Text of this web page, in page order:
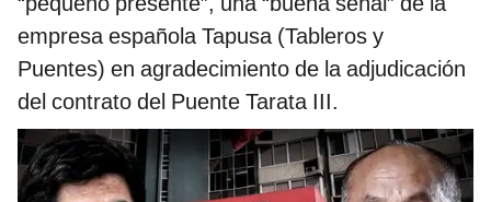
empresa española Tapusa (Tableros y
Puentes) en agradecimiento de la adjudicación
del contrato del Puente Tarata III.